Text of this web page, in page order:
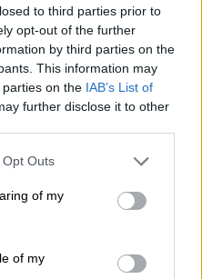
to third parties prior to
opt-out of the further
by third parties on the
This information may
on the IAB’s List of
further disclose it to other
Outs
of my
of my
de mayoel horario es:
las 11:00 h. Llegada
h.
en la
. Pero si viajas desde